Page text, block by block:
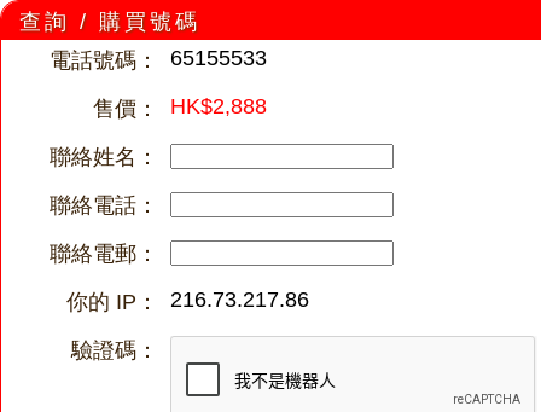
查詢 / 購買號碼
電話號碼：
65155533
售價： HK$2,888
聯絡姓名：
聯絡電話：
聯絡電郵：
你的 IP：
216.73.217.86
驗證碼：